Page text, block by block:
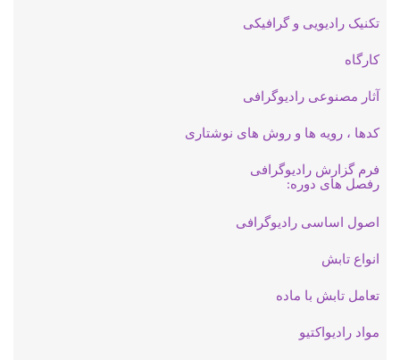
تکنیک رادیویی و گرافیکی
کارگاه
آثار مصنوعی رادیوگرافی
کدها ، رویه ها و روش های نوشتاری
فرم گزارش رادیوگرافی
رفصل های دوره:
اصول اساسی رادیوگرافی
انواع تابش
تعامل تابش با ماده
مواد رادیواکتیو